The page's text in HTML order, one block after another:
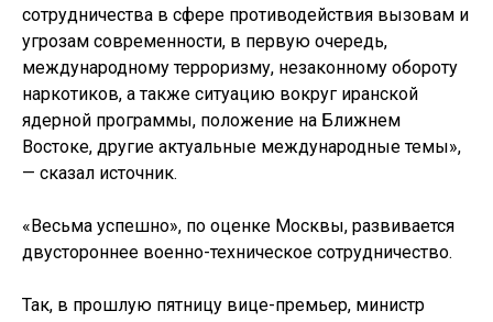
сотрудничества в сфере противодействия вызовам и
угрозам современности, в первую очередь,
международному терроризму, незаконному обороту
наркотиков, а также ситуацию вокруг иранской
ядерной программы, положение на Ближнем
Востоке, другие актуальные международные темы»,
— сказал источник.
«Весьма успешно», по оценке Москвы, развивается
двустороннее военно-техническое сотрудничество.
Так, в прошлую пятницу вице-премьер, министр